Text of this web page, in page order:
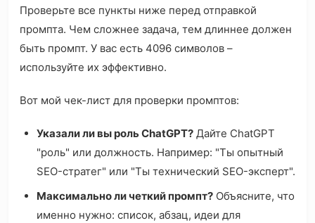
Проверьте все пункты ниже перед отправкой
промпта. Чем сложнее задача, тем длиннее должен
быть промпт. У вас есть 4096 символов –
используйте их эффективно.
Вот мой чек-лист для проверки промптов:
Указали ли вы роль ChatGPT? Дайте ChatGPT
"роль" или должность. Например: "Ты опытный
SEO-стратег" или "Ты технический SEO-эксперт".
Максимально ли четкий промпт? Объясните, что
именно нужно: список, абзац, идеи для